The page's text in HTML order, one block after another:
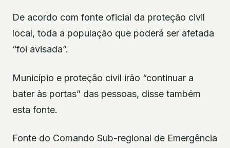
De acordo com fonte oficial da proteção civil
local, toda a população que poderá ser afetada
“foi avisada”.
Município e proteção civil irão “continuar a
bater às portas” das pessoas, disse também
esta fonte.
Fonte do Comando Sub-regional de Emergência